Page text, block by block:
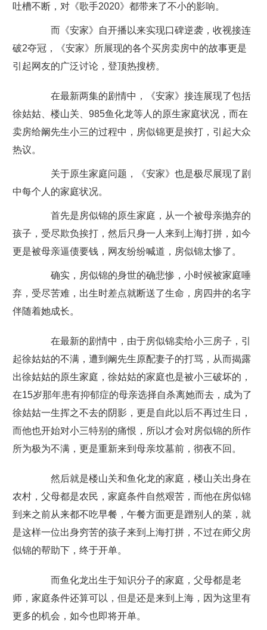
吐槽不断，对《歌手2020》都带来了不小的影响。
而《安家》自开播以来实现口碑逆袭，收视接连
破2夺冠，《安家》所展现的各个买房卖房中的故事更是
引起网友的广泛讨论，登顶热搜榜。
在最新两集的剧情中，《安家》接连展现了包括
徐姑姑、楼山关、985鱼化龙等人的原生家庭状况，而在
卖房给阚先生小三的过程中，房似锦更是挨打，引起大众
热议。
关于原生家庭问题，《安家》也是极尽展现了剧
中每个人的家庭状况。
首先是房似锦的原生家庭，从一个被母亲抛弃的
孩子，受尽欺负挨打，然后只身一人来到上海打拼，如今
更是被母亲逼债要钱，网友纷纷喊道，房似锦太惨了。
确实，房似锦的身世的确悲惨，小时候被家庭唾
弃，受尽苦难，出生时差点就断送了生命，房四井的名字
伴随着她成长。
在最新的剧情中，由于房似锦卖给小三房子，引
起徐姑姑的不满，遭到阚先生原配妻子的打骂，从而揭露
出徐姑姑的原生家庭，徐姑姑的家庭也是被小三破坏的，
在15岁那年患有抑郁症的母亲选择自杀离她而去，成为了
徐姑姑一生挥之不去的阴影，更是自此以后不再过生日，
而他也开始对小三特别的痛恨，所以才会对房似锦的所作
所为极为不满，更是重新来到母亲坟墓前，彻夜不回。
然后就是楼山关和鱼化龙的家庭，楼山关出身在
农村，父母都是农民，家庭条件自然艰苦，而他在房似锦
到来之前从来都不吃早餐，午餐方面更是蹭别人的菜，就
是这样一位出身穷苦的孩子来到上海打拼，不过在师父房
似锦的帮助下，终于开单。
而鱼化龙出生于知识分子的家庭，父母都是老
师，家庭条件还算可以，但是还是来到上海，因为这里有
更多的机会，如今也即将开单。